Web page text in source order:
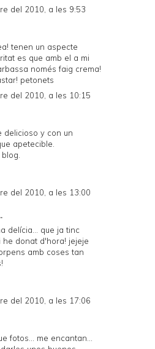
del 2010, a les 9:53
tenen un aspecte
es que amb el a mi
només faig crema!
petonets
del 2010, a les 10:15
delicioso y con un
apetecible.
del 2010, a les 13:00
delícia... que ja tinc
he donat d'hora! jejeje
amb coses tan
del 2010, a les 17:06
fotos... me encantan...